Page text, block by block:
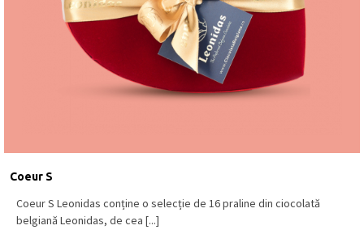
Coeur S
Coeur S Leonidas conține o selecție de 16 praline din ciocolată
belgiană Leonidas, de cea [...]